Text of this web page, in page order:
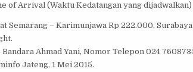
of Arrival (Waktu Kedatangan yang dijadwalkan)
Semarang – Karimunjawa Rp 222.000,
Ahmad Yani, Nomor Telepon 024
Jateng, 1 Mei 2015.